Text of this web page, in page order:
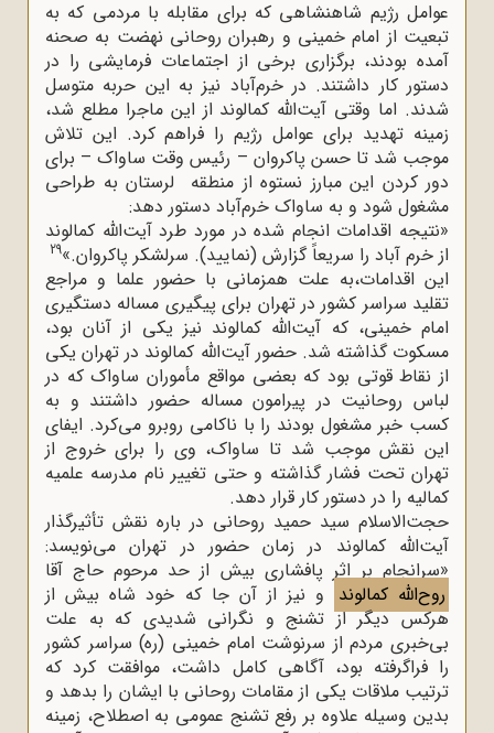
عوامل رژیم شاهنشاهی که برای مقابله با مردمی که به
تبعیت از امام خمینى و رهبران روحانی نهضت به صحنه
آمده بودند، برگزاری برخی از اجتماعات فرمایشی را در
دستور کار داشتند. در خرم‌آباد نیز به این حربه متوسل
شدند. اما وقتی آیت‌الله کمالوند از این ماجرا مطلع شد،
زمینه تهدید برای عوامل رژیم را فراهم کرد. این تلاش
موجب شد تا حسن پاکروان – رئیس وقت ساواک – برای
دور کردن این مبارز نستوه از منطقه لرستان به طراحی
مشغول شود و به ساواک خرم‌آباد دستور دهد:
«نتیجه اقدامات انجام شده در مورد طرد آیت‌الله کمالوند
از خرم آباد را سریعاً گزارش (نمایید). سرلشکر پاکروان.»29
این اقدامات،به علت همزمانی با حضور علما و مراجع
تقلید سراسر کشور در تهران برای پیگیری مساله دستگیری
امام خمینى، که آیت‌الله کمالوند نیز یکی از آنان بود،
مسکوت گذاشته شد. حضور آیت‌الله کمالوند در تهران یکی
از نقاط قوتی بود که بعضی مواقع مأموران ساواک که در
لباس روحانیت در پیرامون مساله حضور داشتند و به
کسب خبر مشغول بودند را با ناکامی روبرو می‌کرد. ایفای
این نقش موجب شد تا ساواک، وی را برای خروج از
تهران تحت فشار گذاشته و حتی تغییر نام مدرسه علمیه
کمالیه را در دستور کار قرار دهد.
حجت‌الاسلام سید حمید روحانی در باره نقش تأثیرگذار
آیت‌الله کمالوند در زمان حضور در تهران می‌نویسد:
«سرانجام بر اثر پافشاری بیش از حد مرحوم حاج آقا
روح‌الله کمالوند و نیز از آن جا که خود شاه بیش از
هرکس دیگر از تشنج و نگرانی شدیدی که به علت
بی‌خبری مردم از سرنوشت امام خمینى (ره) سراسر کشور
را فراگرفته بود، آگاهی کامل داشت، موافقت کرد که
ترتیب ملاقات یکی از مقامات روحانی با ایشان را بدهد و
بدین وسیله علاوه بر رفع تشنج عمومی به اصطلاح، زمینه